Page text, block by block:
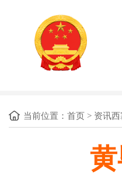
当前位置： 首页 > 资讯西